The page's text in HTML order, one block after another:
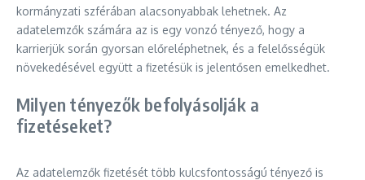
kormányzati szférában alacsonyabbak lehetnek. Az
adatelemzők számára az is egy vonzó tényező, hogy a
karrierjük során gyorsan előreléphetnek, és a felelősségük
növekedésével együtt a fizetésük is jelentősen emelkedhet.
Milyen tényezők befolyásolják a
fizetéseket?
Az adatelemzők fizetését több kulcsfontosságú tényező is